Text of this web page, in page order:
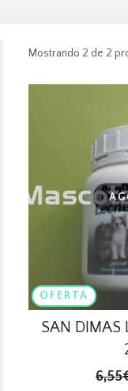
Mostrando 2 de 2
OFERTA
SAN DIMAS